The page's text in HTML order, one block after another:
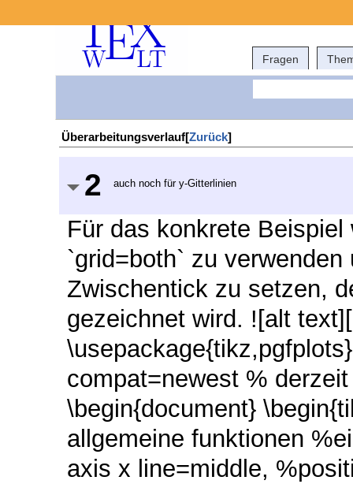
Fragen
Überarbeitungsverlauf[Zurück]
2 auch noch für y-Gitterlinien
Für das konkrete
`grid=both` zu
Zwischentick zu setzen,
gezeichnet wird. ![alt
compat=newest %
\begin{document}
allgemeine funktionen
axis x line=middle,